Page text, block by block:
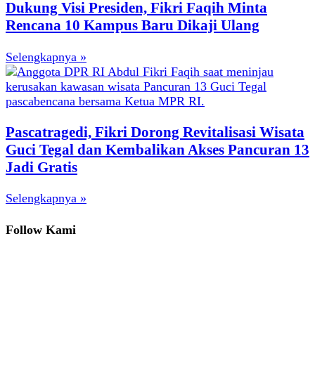
Dukung Visi Presiden, Fikri Faqih Minta
Rencana 10 Kampus Baru Dikaji Ulang
Selengkapnya »
Pascatragedi, Fikri Dorong Revitalisasi Wisata
Guci Tegal dan Kembalikan Akses Pancuran 13
Jadi Gratis
Selengkapnya »
Follow Kami